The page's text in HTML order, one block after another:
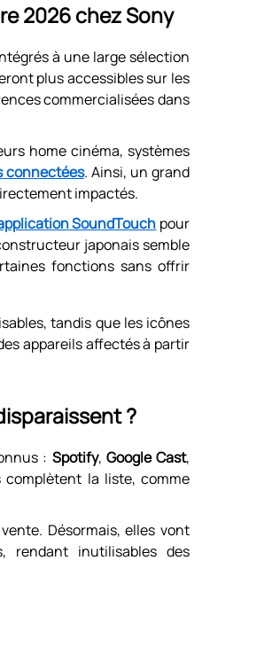
2026 chez Sony
à une large sélection
plus accessibles sur les
commercialisées dans
home cinéma, systèmes
connectées. Ainsi, un grand
impactés.
SoundTouch pour
japonais semble
fonctions sans offrir
tandis que les icônes
appareils affectés à partir
?
: Spotify, Google Cast,
la liste, comme
Désormais, elles vont
rendant inutilisables des